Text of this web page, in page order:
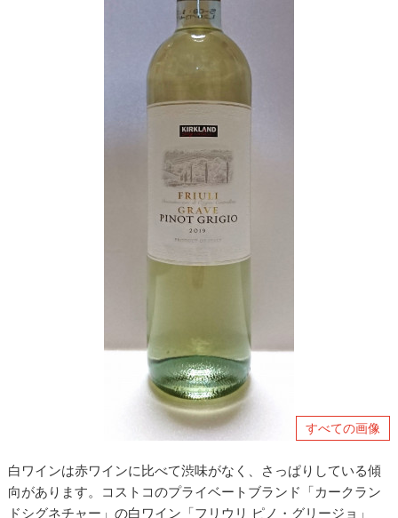
すべての画像
白ワインは赤ワインに比べて渋味がなく、さっぱりしている傾
向があります。コストコのプライベートブランド「カークラン
ドシグネチャー」の白ワイン「フリウリ ピノ・グリージョ」